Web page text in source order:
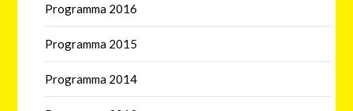
Programma 2016
Programma 2015
Programma 2014